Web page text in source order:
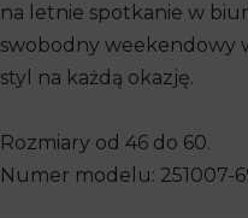
na letnie spotkanie w
swobodny weekendowy
styl na każdą okazję.
Rozmiary od 46 do 60.
Numer modelu: 251007-